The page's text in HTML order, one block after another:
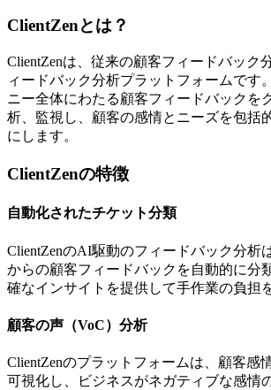
ClientZenとは？
ClientZenは、従来の顧客フィードバック
ィードバック分析プラットフォームです
ニー全体にわたる顧客フィードバックを
析、監視し、顧客の感情とニーズを包括
にします。
ClientZenの特徴
自動化されたチケット分類
ClientZenのAI駆動のフィードバック分析
からの顧客フィードバックを自動的に分
確なインサイトを提供して手作業の負担
顧客の声（VoC）分析
ClientZenのプラットフォームは、顧客感
可視化し、ビジネスがネガティブな感情